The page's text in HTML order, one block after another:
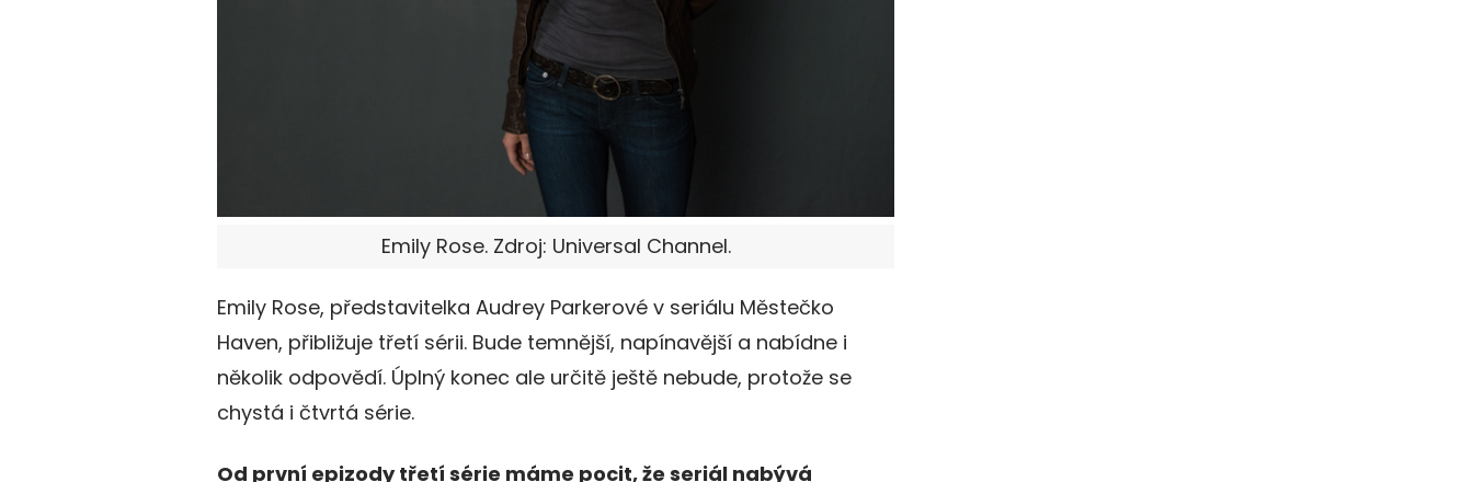
Emily Rose. Zdroj: Universal Channel.
Emily Rose, představitelka Audrey Parkerové v seriálu Městečko
Haven, přibližuje třetí sérii. Bude temnější, napínavější a nabídne i
několik odpovědí. Úplný konec ale určitě ještě nebude, protože se
chystá i čtvrtá série.
Od první epizody třetí série máme pocit, že seriál nabývá